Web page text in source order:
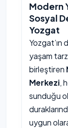
Modern
Sosyal
Yozgat
Yozgat’ın
yaşam
birleştiren
Merkezi,
sunduğu
uygun